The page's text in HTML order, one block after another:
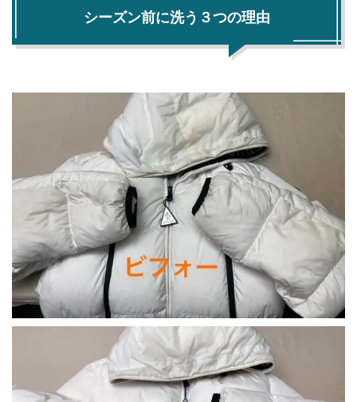
シーズン前に洗う３つの理由